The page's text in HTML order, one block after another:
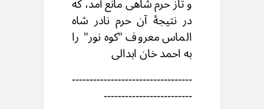
در نتیجۀ آن حرم نادر شاه
الماس معروف "کوه نور" را
به احمد خان ابدالی
----------------------------------
-------------------------